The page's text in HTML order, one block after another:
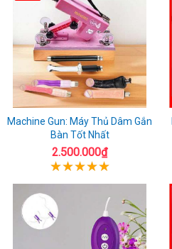
Machine Gun: Máy Thủ Dâm Gắn
Bàn Tốt Nhất
2.500.000₫